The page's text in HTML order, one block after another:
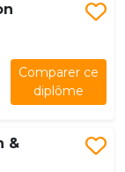
Comparer ce
diplôme
&